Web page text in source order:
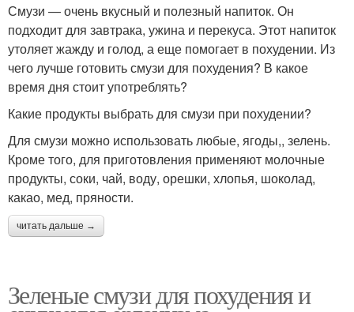
Смузи — очень вкусный и полезный напиток. Он
подходит для завтрака, ужина и перекуса. Этот напиток
утоляет жажду и голод, а еще помогает в похудении. Из
чего лучше готовить смузи для похудения? В какое
время дня стоит употреблять?
Какие продукты выбрать для смузи при похудении?
Для смузи можно использовать любые, ягоды,, зелень.
Кроме того, для приготовления применяют молочные
продукты, соки, чай, воду, орешки, хлопья, шоколад,
какао, мед, пряности.
читать дальше →
Зеленые смузи для похудения и